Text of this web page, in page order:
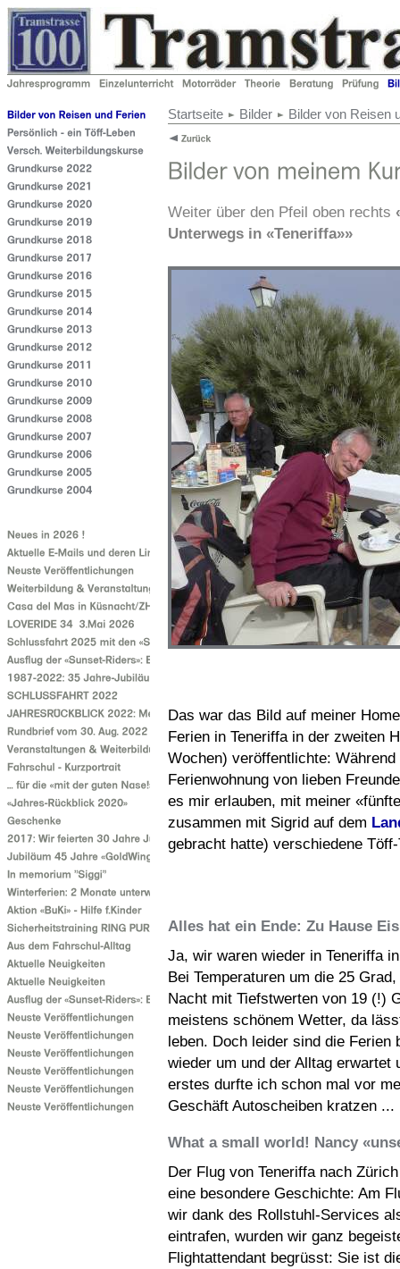
Startseite Bilder Bilder von Reisen
Weiter über den Pfeil oben rechts
Unterwegs in «Teneriffa»»
Das war das Bild auf meiner
Ferien in Teneriffa in der zweiten
Wochen) veröffentlichte:
Ferienwohnung von lieben
es mir erlauben, mit meiner
zusammen mit Sigrid auf dem
gebracht hatte) verschiedene
Alles hat ein Ende: Zu Hause
Ja, wir waren wieder in Teneriffa
Bei Temperaturen um die 25
Nacht mit Tiefstwerten von 19 (!)
meistens schönem Wetter, da
leben. Doch leider sind die Ferien
wieder um und der Alltag erwartet
erstes durfte ich schon mal vor
Geschäft Autoscheiben kratzen ...
What a small world! Nancy
Der Flug von Teneriffa nach
eine besondere Geschichte: Am
wir dank des Rollstuhl-Services
eintrafen, wurden wir ganz
Flightattendant begrüsst: Sie ist